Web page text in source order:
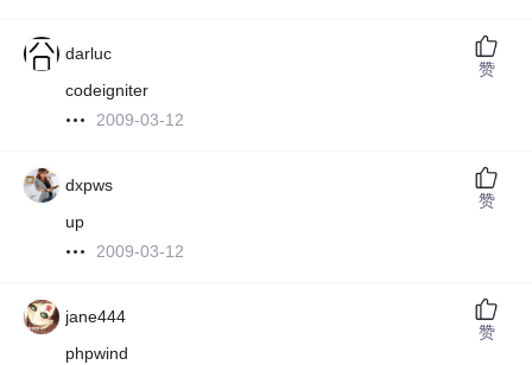
darluc
codeigniter
2009-03-12
赞
dxpws
up
2009-03-12
赞
jane444
phpwind
赞